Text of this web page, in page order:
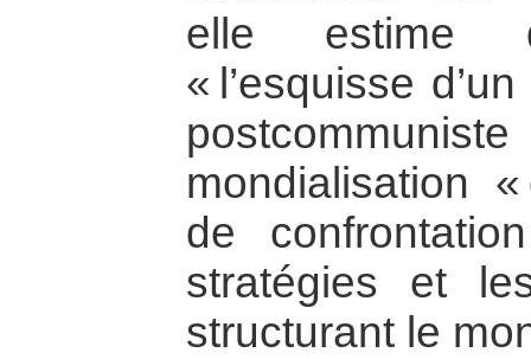
elle estime
« l’esquisse
mondialisation
de
stratégies et
structurant le